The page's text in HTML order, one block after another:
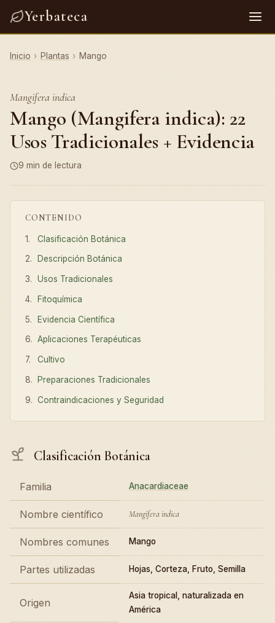
Yerbateca
Inicio › Plantas › Mango
Mangifera indica
Mango (Mangifera indica): 22
Usos Tradicionales + Evidencia
9 min de lectura
CONTENIDO
Clasificación Botánica
Descripción Botánica
Usos Tradicionales
Fitoquímica
Evidencia Científica
Aplicaciones Terapéuticas
Cultivo
Preparaciones Tradicionales
Contraindicaciones y Seguridad
Clasificación Botánica
Familia Anacardiaceae
Nombre científico Mangifera indica
Nombres comunes Mango
Partes utilizadas Hojas, Corteza, Fruto, Semilla
Origen
Asia tropical, naturalizada en
América